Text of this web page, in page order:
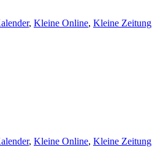
, Kleine Online, Kleine Zeitung
, Kleine Online, Kleine Zeitung